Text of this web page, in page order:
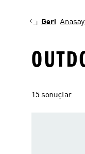
Geri
15 sonuçlar